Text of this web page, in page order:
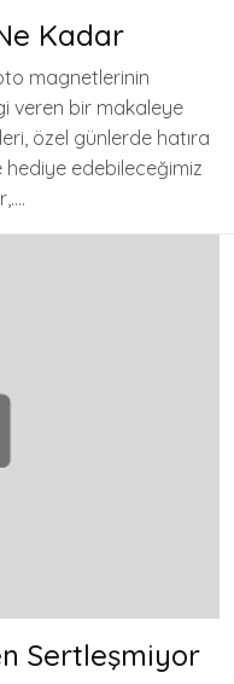
Kadar
magnetlerinin
veren bir makaleye
özel günlerde hatıra
hediye edebileceğimiz
Sertleşmiyor